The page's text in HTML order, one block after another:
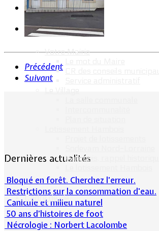
Votre Mairie
Hambois, rappel historique
Cadre de vie
Précédent
Suivant
Dernières actualités
Bloqué en forêt. Cherchez l’erreur.
Restrictions sur la consommation d'eau.
Canicule et milieu naturel
50 ans d’histoires de foot
Nécrologie : Norbert Lacolombe